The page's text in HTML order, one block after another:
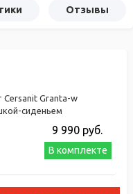
Отзывы
Cersanit Granta-w
сиденьем
9 990руб.
В комплекте